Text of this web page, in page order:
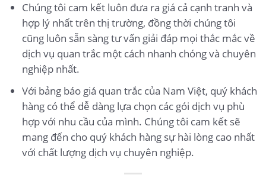
Chúng tôi cam kết luôn đưa ra giá cả cạnh tranh và
hợp lý nhất trên thị trường, đồng thời chúng tôi
cũng luôn sẵn sàng tư vấn giải đáp mọi thắc mắc về
dịch vụ quan trắc một cách nhanh chóng và chuyên
nghiệp nhất.
Với bảng báo giá quan trắc của Nam Việt, quý khách
hàng có thể dễ dàng lựa chọn các gói dịch vụ phù
hợp với nhu cầu của mình. Chúng tôi cam kết sẽ
mang đến cho quý khách hàng sự hài lòng cao nhất
với chất lượng dịch vụ chuyên nghiệp.